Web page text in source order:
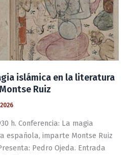
islámica en la literatura
Ruiz
h. Conferencia: La magia
española, imparte Montse Ruiz
Pedro Ojeda. Entrada